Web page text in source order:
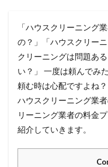
「ハウスクリーニング
の？」「ハウスクリー
クリーニングは問題あ
い？」 一度は頼んでみ
頼む時は心配ですよね
ハウスクリーニング業
リーニング業者の料金
紹介していきます。